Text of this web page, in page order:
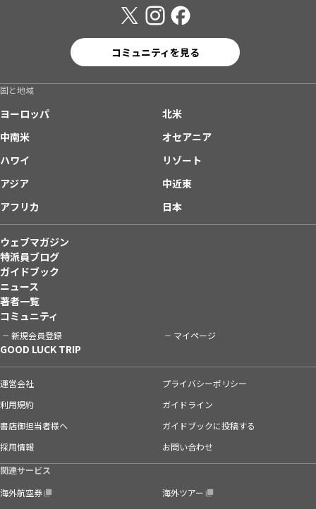
コミュニティを見る
国と地域
ヨーロッパ
北米
中南米
オセアニア
ハワイ
リゾート
アジア
中近東
アフリカ
日本
ウェブマガジン
特派員ブログ
ガイドブック
ニュース
著者一覧
コミュニティ
新規会員登録 マイページ
GOOD LUCK TRIP
運営会社
プライバシーポリシー
利用規約
ガイドライン
書店御担当者様へ
ガイドブックに投稿する
採用情報
お問い合わせ
関連サービス
海外航空券
海外ツアー